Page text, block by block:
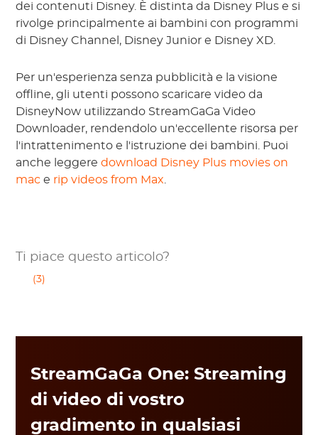
dei contenuti Disney. È distinta da Disney Plus e si
rivolge principalmente ai bambini con programmi
di Disney Channel, Disney Junior e Disney XD.
Per un'esperienza senza pubblicità e la visione
offline, gli utenti possono scaricare video da
DisneyNow utilizzando StreamGaGa Video
Downloader, rendendolo un'eccellente risorsa per
l'intrattenimento e l'istruzione dei bambini. Puoi
anche leggeredownload Disney Plus movies on
mac e rip videos from Max
Ti piace questo articolo?
(3)
StreamGaGa One: Streaming
di video di vostro
gradimento in qualsiasi